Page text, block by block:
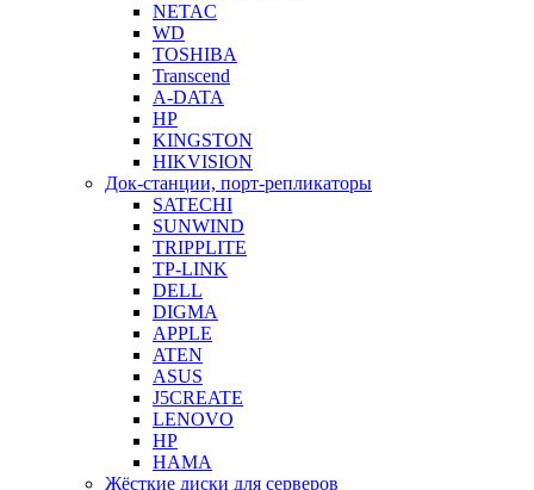
NETAC
WD
TOSHIBA
Transcend
A-DATA
HP
KINGSTON
HIKVISION
Док-станции, порт-репликаторы
SATECHI
SUNWIND
TRIPPLITE
TP-LINK
DELL
DIGMA
APPLE
ATEN
ASUS
J5CREATE
LENOVO
HP
HAMA
Жёсткие диски для серверов